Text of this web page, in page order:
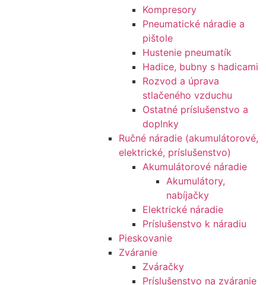
Kompresory
Pneumatické náradie a
pištole
Hustenie pneumatík
Hadice, bubny s hadicami
Rozvod a úprava
stlačeného vzduchu
Ostatné príslušenstvo a
doplnky
Ručné náradie (akumulátorové,
elektrické, príslušenstvo)
Akumulátorové náradie
Akumulátory,
nabíjačky
Elektrické náradie
Príslušenstvo k náradiu
Pieskovanie
Zváranie
Zváračky
Príslušenstvo na zváranie